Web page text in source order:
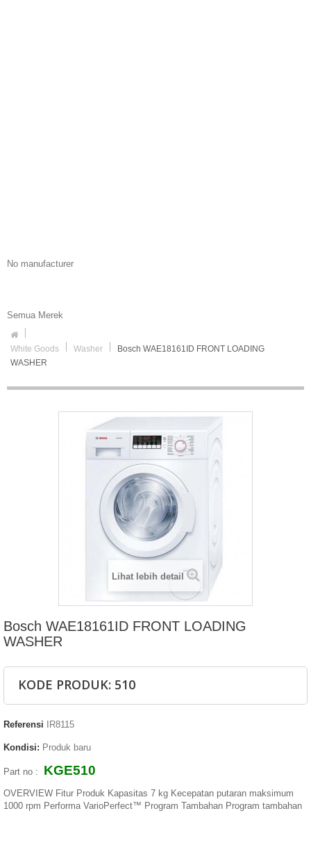
No manufacturer
Semua Merek
White Goods Washer
Bosch WAE18161ID FRONT LOADING
WASHER
Lihat lebih detail
Bosch WAE18161ID FRONT LOADING
WASHER
KODE PRODUK: 510
Referensi IR8115
Kondisi: Produk baru
Part no : KGE510
OVERVIEW Fitur Produk Kapasitas 7 kg Kecepatan putaran maksimum
1000 rpm Performa VarioPerfect™ Program Tambahan Program tambahan